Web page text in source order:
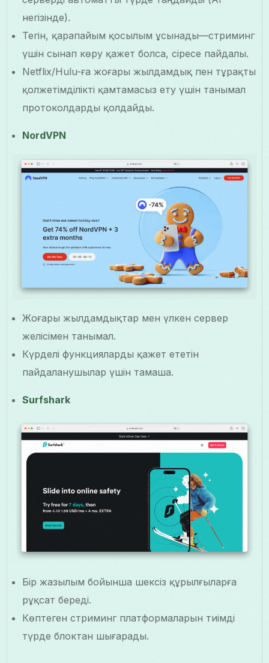
негізінде).
Тегін, қарапайым қосылым ұсынады—стриминг
үшін сынап көру қажет болса, әсіресе пайдалы.
Netflix/Hulu-ға жоғары жылдамдық пен тұрақты
қолжетімділікті қамтамасыз ету үшін танымал
протоколдарды қолдайды.
NordVPN
Жоғары жылдамдықтар мен үлкен сервер
желісімен танымал.
Күрделі функцияларды қажет ететін
пайдаланушылар үшін тамаша.
Surfshark
Бір жазылым бойынша шексіз құрылғыларға
рұқсат береді.
Көптеген стриминг платформаларын тиімді
түрде блоктан шығарады.